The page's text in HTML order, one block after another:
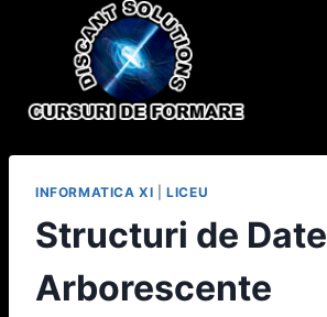
INFORMATICA XI |LICEU
Structuri de Date
Arborescente